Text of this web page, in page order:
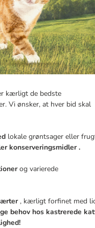
kærligt de bedste
Vi ønsker, at hver bid skal
lokale grøntsager eller
konserveringsmidler .
og varierede
, kærligt forfinet med
behov hos kastrerede